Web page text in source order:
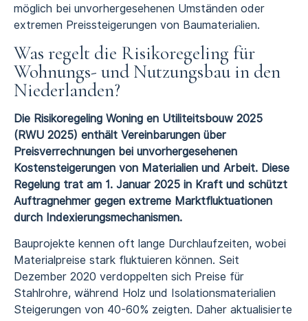
möglich bei unvorhergesehenen Umständen oder
extremen Preissteigerungen von Baumaterialien.
Was regelt die Risikoregeling für
Wohnungs- und Nutzungsbau in den
Niederlanden?
Die Risikoregeling Woning en Utiliteitsbouw 2025
(RWU 2025) enthält Vereinbarungen über
Preisverrechnungen bei unvorhergesehenen
Kostensteigerungen von Materialien und Arbeit. Diese
Regelung trat am 1. Januar 2025 in Kraft und schützt
Auftragnehmer gegen extreme Marktfluktuationen
durch Indexierungsmechanismen.
Bauprojekte kennen oft lange Durchlaufzeiten, wobei
Materialpreise stark fluktuieren können. Seit
Dezember 2020 verdoppelten sich Preise für
Stahlrohre, während Holz und Isolationsmaterialien
Steigerungen von 40-60% zeigten. Daher aktualisierte